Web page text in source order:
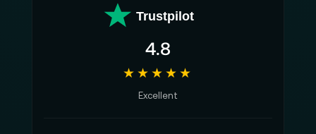
Trustpilot
4.8
★★★★★
Excellent